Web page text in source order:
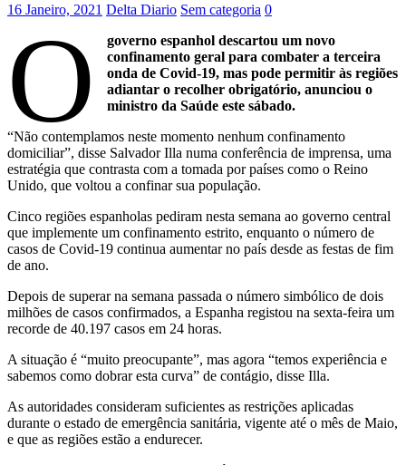
16 Janeiro, 2021 Delta Diario Sem categoria 0
O
governo espanhol descartou um novo
confinamento geral para combater a terceira
onda de Covid-19, mas pode permitir às regiões
adiantar o recolher obrigatório, anunciou o
ministro da Saúde este sábado.
“Não contemplamos neste momento nenhum confinamento
domiciliar”, disse Salvador Illa numa conferência de imprensa, uma
estratégia que contrasta com a tomada por países como o Reino
Unido, que voltou a confinar sua população.
Cinco regiões espanholas pediram nesta semana ao governo central
que implemente um confinamento estrito, enquanto o número de
casos de Covid-19 continua aumentar no país desde as festas de fim
de ano.
Depois de superar na semana passada o número simbólico de dois
milhões de casos confirmados, a Espanha registou na sexta-feira um
recorde de 40.197 casos em 24 horas.
A situação é “muito preocupante”, mas agora “temos experiência e
sabemos como dobrar esta curva” de contágio, disse Illa.
As autoridades consideram suficientes as restrições aplicadas
durante o estado de emergência sanitária, vigente até o mês de Maio,
e que as regiões estão a endurecer.